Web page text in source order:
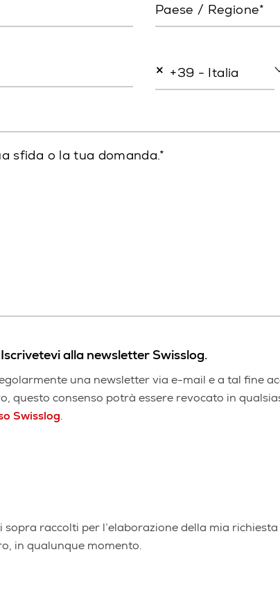
Paese / Regione*
× +39 - Italia
sfida o la tua domanda.
alla newsletter Swisslog.
una newsletter via e-mail e a tal fine
questo consenso potrà essere revocato in
Swisslog.
raccolti per l’elaborazione della mia
in qualunque momento.